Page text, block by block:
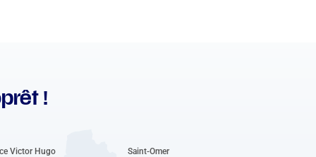
!
Victor Hugo Saint-Omer